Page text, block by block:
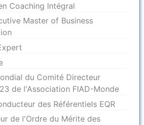
Coaching Intégral
Master of Business
du Comité Directeur
de l'Association FIAD-Monde
des Référentiels EQR
de l'Ordre du Mérite des